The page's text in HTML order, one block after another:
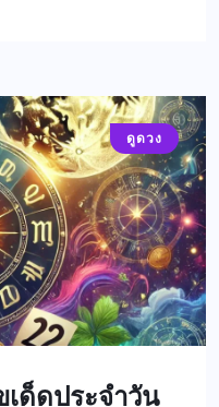
ดูดวง
เด็ดประจำวัน